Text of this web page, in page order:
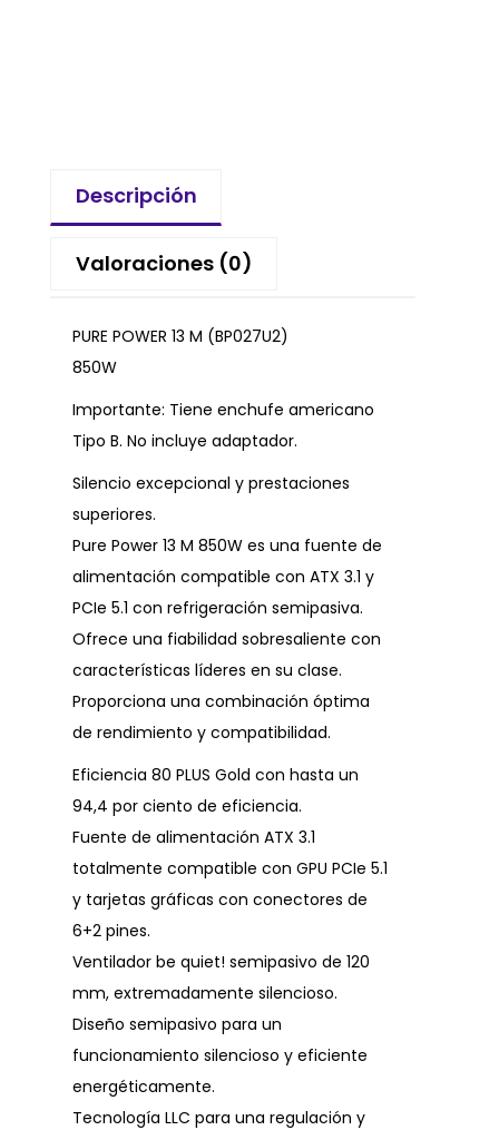
Descripción
Valoraciones (0)
PURE POWER 13 M (BP027U2)
850W
Importante: Tiene enchufe americano
Tipo B. No incluye adaptador.
Silencio excepcional y prestaciones
superiores.
Pure Power 13 M 850W es una fuente de
alimentación compatible con ATX 3.1 y
PCIe 5.1 con refrigeración semipasiva.
Ofrece una fiabilidad sobresaliente con
características líderes en su clase.
Proporciona una combinación óptima
de rendimiento y compatibilidad.
Eficiencia 80 PLUS Gold con hasta un
94,4 por ciento de eficiencia.
Fuente de alimentación ATX 3.1
totalmente compatible con GPU PCIe 5.1
y tarjetas gráficas con conectores de
6+2 pines.
Ventilador be quiet! semipasivo de 120
mm, extremadamente silencioso.
Diseño semipasivo para un
funcionamiento silencioso y eficiente
energéticamente.
Tecnología LLC para una regulación y